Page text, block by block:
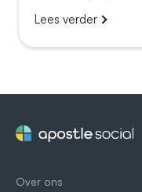
klantinteracties die
te richten op
optimaliseren van
Lees verder
Over ons